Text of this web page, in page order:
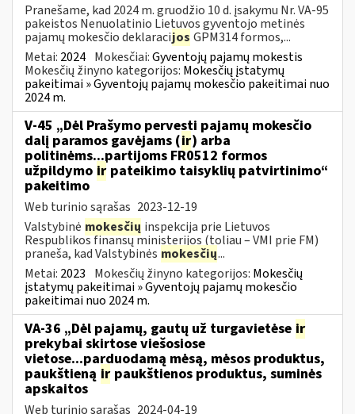
Pranešame, kad 2024 m. gruodžio 10 d. įsakymu Nr. VA-95
pakeistos Nenuolatinio Lietuvos gyventojo metinės
pajamų mokesčio deklaracijos GPM314 formos,...
Metai: 2024 Mokesčiai:Gyventojų pajamų mokestis
Mokesčių žinyno kategorijos: Mokesčių įstatymų
pakeitimai » Gyventojų pajamų mokesčio pakeitimai nuo
2024 m.
V-45 „Dėl Prašymo pervesti pajamų mokesčio
dalį paramos gavėjams (ir) arba
politinėms...partijoms FR0512 formos
užpildymo ir pateikimo taisyklių patvirtinimo“
pakeitimo
Web turinio sąrašas 2023-12-19
Valstybinė mokesčių inspekcija prie Lietuvos
Respublikos finansų ministerijos (toliau – VMI prie FM)
praneša, kad Valstybinės mokesčių...
Metai: 2023 Mokesčių žinyno kategorijos: Mokesčių
įstatymų pakeitimai » Gyventojų pajamų mokesčio
pakeitimai nuo 2024 m.
VA-36 „Dėl pajamų, gautų už turgavietėse ir
prekybai skirtose viešosiose
vietose...parduodamą mėsą, mėsos produktus,
paukštieną ir paukštienos produktus, suminės
apskaitos
Web turinio sąrašas 2024-04-19